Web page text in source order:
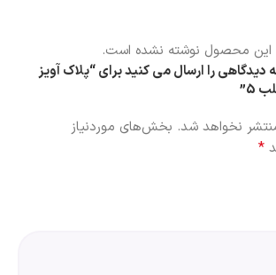
این محصول نوشته نشده است.
دیدگاهی را ارسال می کنید برای “پلاک آویز
5”
نخواهد شد. بخش‌های موردنیاز
*